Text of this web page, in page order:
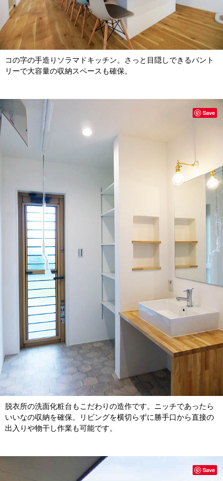
コの字の手造りソラマドキッチン。さっと目隠しできるパント
リーで大容量の収納スペースも確保。
脱衣所の洗面化粧台もこだわりの造作です。ニッチであったら
いいなの収納を確保。リビングを横切らずに勝手口から直接の
出入りや物干し作業も可能です。
Save
Save